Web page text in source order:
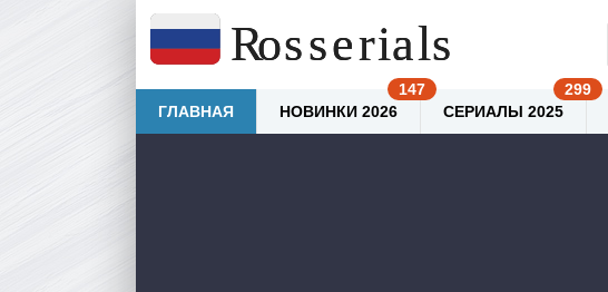
ГЛАВНАЯ НОВИНКИ 2026 СЕРИАЛЫ 2025